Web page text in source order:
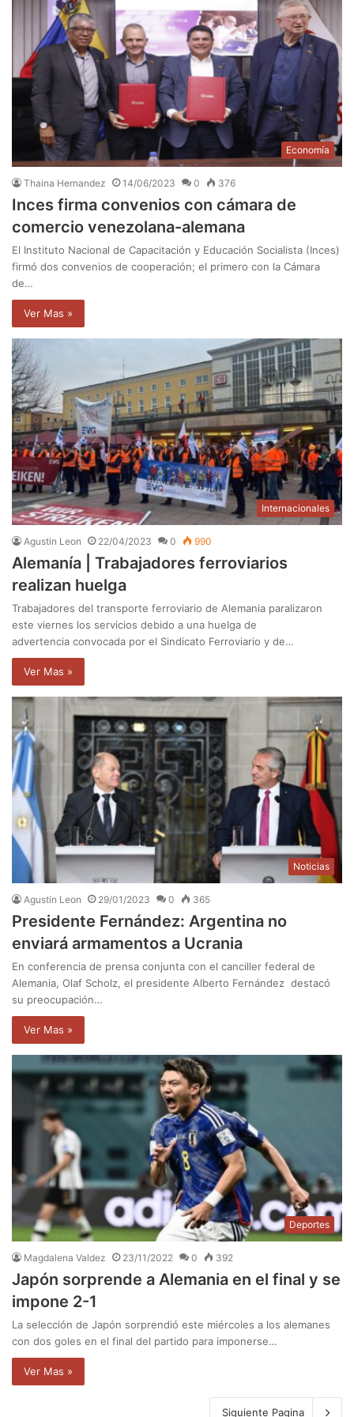
Economía
Thaina Hernandez 14/06/2023 0 376
Inces firma convenios con cámara de
comercio venezolana-alemana
El Instituto Nacional de Capacitación y Educación Socialista (Inces)
firmó dos convenios de cooperación; el primero con la Cámara
de…
Ver Mas »
Internacionales
Agustin Leon 22/04/2023 0 990
Alemanía | Trabajadores ferroviarios
realizan huelga
Trabajadores del transporte ferroviario de Alemania paralizaron
este viernes los servicios debido a una huelga de
advertencia convocada por el Sindicato Ferroviario y de…
Ver Mas »
Noticias
Agustin Leon 29/01/2023 0 365
Presidente Fernández: Argentina no
enviará armamentos a Ucrania
En conferencia de prensa conjunta con el canciller federal de
Alemania, Olaf Scholz, el presidente Alberto Fernández destacó
su preocupación…
Ver Mas »
Deportes
Magdalena Valdez 23/11/2022 0 392
Japón sorprende a Alemania en el final y se
impone 2-1
La selección de Japón sorprendió este miércoles a los alemanes
con dos goles en el final del partido para imponerse…
Ver Mas »
Siguiente Pagina